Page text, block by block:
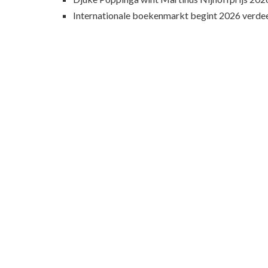
Internationale boekenmarkt begint 2026